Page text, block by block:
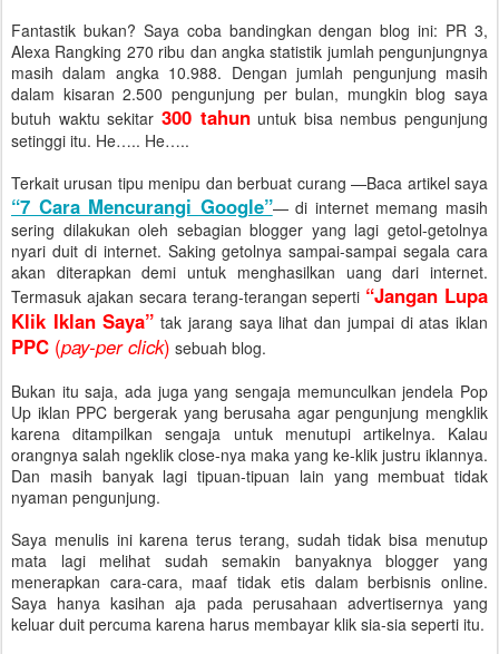
Fantastik bukan? Saya coba bandingkan dengan blog ini: PR 3,
Alexa Rangking 270 ribu dan angka statistik jumlah pengunjungnya
masih dalam angka 10.988. Dengan jumlah pengunjung masih
dalam kisaran 2.500 pengunjung per bulan, mungkin blog saya
butuh waktu sekitar 300 tahununtuk bisa nembus pengunjung
setinggi itu. He….. He…..
Terkait urusan tipu menipu dan berbuat curang —Baca artikel saya
“7 Cara Mencurangi Google”— di internet memang masih
sering dilakukan oleh sebagian blogger yang lagi getol-getolnya
nyari duit di internet. Saking getolnya sampai-sampai segala cara
akan diterapkan demi untuk menghasilkan uang dari internet.
Termasuk ajakan secara terang-terangan seperti “Jangan Lupa
Klik Iklan Saya” tak jarang saya lihat dan jumpai di atas iklan
PPC (pay-per click) sebuah blog.
Bukan itu saja, ada juga yang sengaja memunculkan jendela Pop
Up iklan PPC bergerak yang berusaha agar pengunjung mengklik
karena ditampilkan sengaja untuk menutupi artikelnya. Kalau
orangnya salah ngeklik close-nya maka yang ke-klik justru iklannya.
Dan masih banyak lagi tipuan-tipuan lain yang membuat tidak
nyaman pengunjung.
Saya menulis ini karena terus terang, sudah tidak bisa menutup
mata lagi melihat sudah semakin banyaknya blogger yang
menerapkan cara-cara, maaf tidak etis dalam berbisnis online.
Saya hanya kasihan aja pada perusahaan advertisernya yang
keluar duit percuma karena harus membayar klik sia-sia seperti itu.